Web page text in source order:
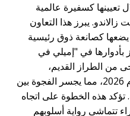
كسفيرة عالمية
زالاندو. يبرز هذا التعاون
يضعها كصانعة ذوق رئيسية
في "إميلي في
من الطراز القديم،
وستكون وجه حملات زالاندو لعام 2026، مما يجسر الفجوة بين
تؤكد هذه الخطوة على اتجاه
تتماشى رواية أسلوبهم